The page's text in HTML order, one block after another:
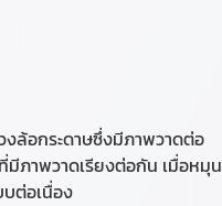
งล้อกระดาษซึ่งมีภาพวาดต่อ
ภาพวาดเรียงต่อกัน เมื่อหมุน
ต่อเนื่อง